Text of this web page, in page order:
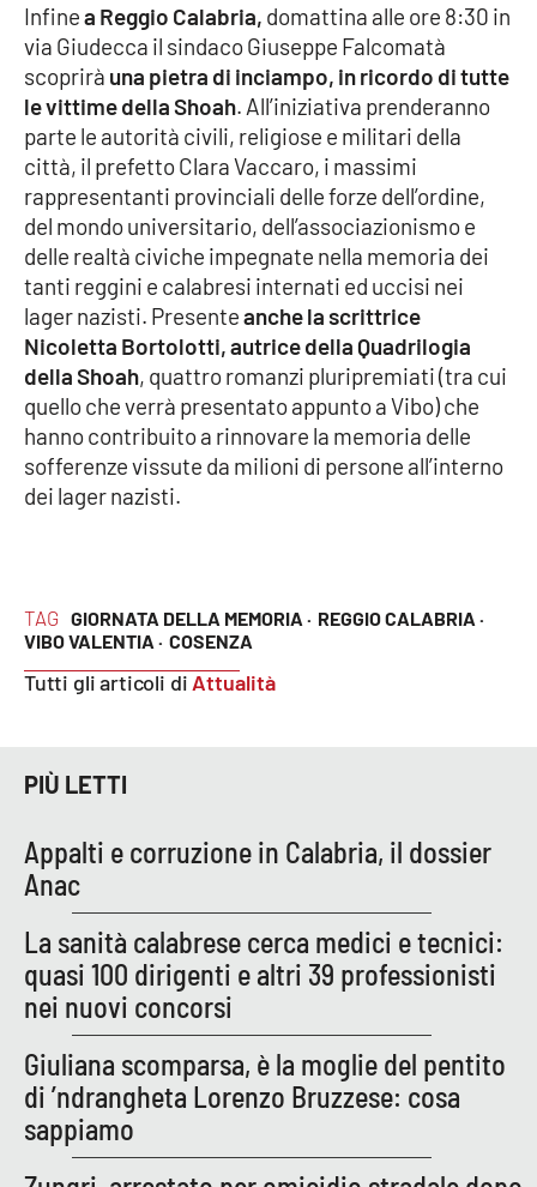
TAG GIORNATA DELLA MEMORIA · REGGIO CALABRIA ·
VIBO VALENTIA · COSENZA
Tutti gli articoli di Attualità
Infinea Reggio Calabria, domattina alle ore 8:30 in
via Giudecca il sindaco Giuseppe Falcomatà
scoprirà una pietra di inciampo, in ricordo di tutte
le vittime della Shoah. All’iniziativa prenderanno
parte le autorità civili, religiose e militari della
città, il prefetto Clara Vaccaro, i massimi
rappresentanti provinciali delle forze dell’ordine,
del mondo universitario, dell’associazionismo e
delle realtà civiche impegnate nella memoria dei
tanti reggini e calabresi internati ed uccisi nei
lager nazisti. Presenteanche la scrittrice
Nicoletta Bortolotti, autrice della Quadrilogia
della Shoah, quattro romanzi pluripremiati (tra cui
quello che verrà presentato appunto a Vibo) che
hanno contribuito a rinnovare la memoria delle
sofferenze vissute da milioni di persone all’interno
dei lager nazisti.
PIÙ LETTI
Appalti e corruzione in Calabria, il dossier
Anac
La sanità calabrese cerca medici e tecnici:
quasi 100 dirigenti e altri 39 professionisti
nei nuovi concorsi
Giuliana scomparsa, è la moglie del pentito
di ’ndrangheta Lorenzo Bruzzese: cosa
sappiamo